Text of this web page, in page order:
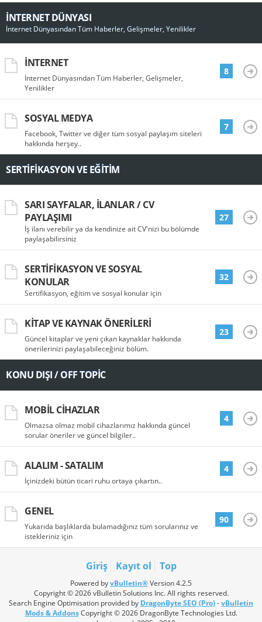
İNTERNET DÜNYASI
İnternet Dünyasından Tüm Haberler, Gelişmeler, Yenilikler
İNTERNET
İnternet Dünyasından Tüm Haberler, Gelişmeler,
Yenilikler
8
SOSYAL MEDYA
Facebook, Twitter ve diğer tüm sosyal paylaşım siteleri
hakkında herşey..
7
SERTIFIKASYON VE EĞITIM
SARI SAYFALAR, İLANLAR / CV
PAYLAŞIMI
İş ilanı verebilir ya da kendinize ait CV'nizi bu bölümde
paylaşabilirsiniz
27
SERTIFIKASYON VE SOSYAL
KONULAR
Sertifikasyon, eğitim ve sosyal konular için
32
KITAP VE KAYNAK ÖNERILERI
Güncel kitaplar ve yeni çıkan kaynaklar hakkında
önerilerinizi paylaşabileceğiniz bölüm.
23
KONU DIŞI / OFF TOPIC
MOBIL CIHAZLAR
Olmazsa olmaz mobil cihazlarımız hakkında güncel
sorular öneriler ve güncel bilgiler..
4
ALALIM - SATALIM
İçinizdeki bütün ticari ruhu ortaya çıkartın..
4
GENEL
Yukarıda başlıklarda bulamadığınız tüm sorularınız ve
istekleriniz için
90
Giriş Kayıt ol Top
Powered byvBulletin®Version 4.2.5
Copyright © 2026 vBulletin Solutions Inc. All rights reserved.
Search Engine Optimisation provided by DragonByte SEO (Pro)-vBulletin
Mods & AddonsCopyright © 2026 DragonByte Technologies Ltd.